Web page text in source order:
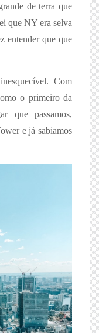
de terra que
que NY era selva
entender que que
Com
o primeiro da
que passamos,
e já sabiamos